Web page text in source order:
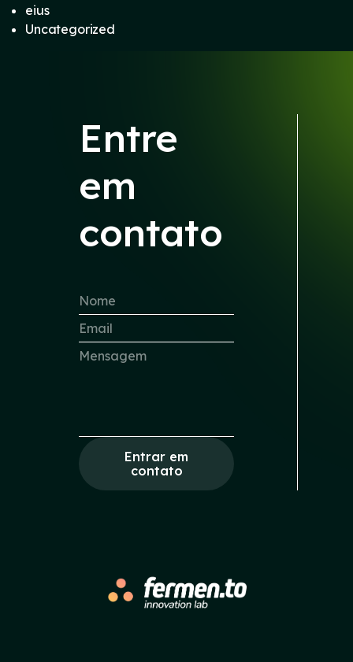
eius
Uncategorized
Entre
em
contato
Entrar em
contato